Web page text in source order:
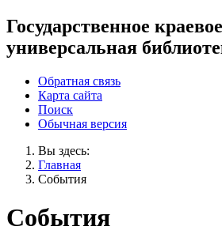
Государственное
универсальная
Обратная связь
Карта сайта
Поиск
Обычная версия
Вы здесь:
Главная
События
События